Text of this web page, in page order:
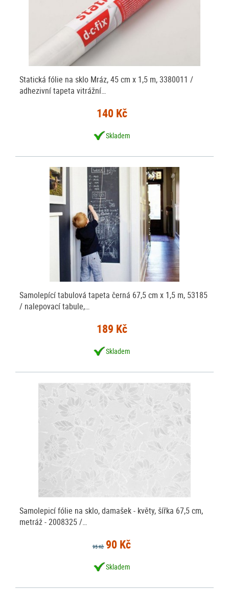
Statická fólie na sklo Mráz, 45 cm x 1,5 m, 3380011 /
adhezivní tapeta vitrážní…
140 Kč
Skladem
Samolepící tabulová tapeta černá 67,5 cm x 1,5 m, 53185
/ nalepovací tabule,…
189 Kč
Skladem
Samolepicí fólie na sklo, damašek - květy, šířka 67,5 cm,
metráž - 2008325 /…
95 Kč 90 Kč
Skladem